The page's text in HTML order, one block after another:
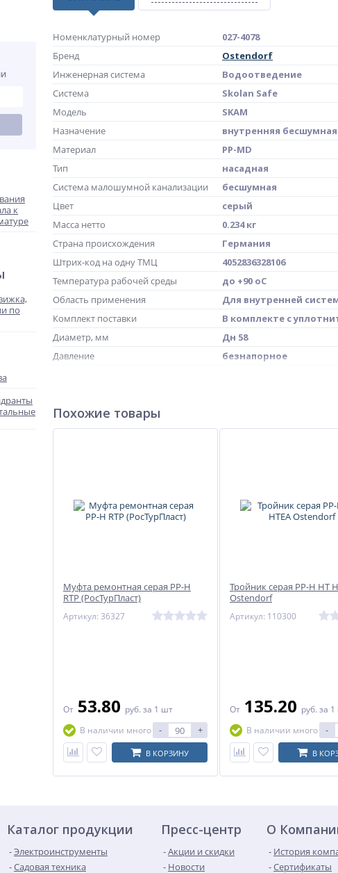
к
по
Номенклатурный номер
027-4078
Бренд
Ostendorf
Инженерная система
Водоотведение
Система
Skolan Safe
Модель
SKAM
Назначение
внутренняя
Материал
PP-MD
Тип
насадная
Система малошумной канализации
бесшумная
Цвет
серый
Масса нетто
0.234 кг
Страна происхождения
Германия
Штрих-код на одну ТМЦ
4052836328106
Температура рабочей среды
до +90 oC
Область применения
Для внутренней
Комплект поставки
В комплекте с
Диаметр, мм
Дн 58
Давление
безнапорное
Рабочая среда
Длина раструба, мм
L= 55 мм
Похожие товары
Муфта ремонтная серая PP-H
RTP (РосТурПласт)
Артикул: 36327
От 53.80 руб. за 1 шт
В наличии много
- +
В КОРЗИНУ
Тройник серая PP-H HT
Ostendorf
Артикул: 110300
От 135.20 руб. за
В наличии много
-
В
Каталог продукции
Электроинструменты
Садовая техника
Пресс-центр
Акции и скидки
Новости
О
История
Сертификаты